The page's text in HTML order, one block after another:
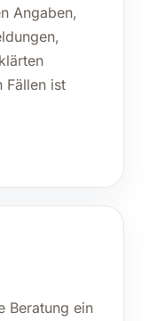
Angaben,
Fällen ist
Beratung ein